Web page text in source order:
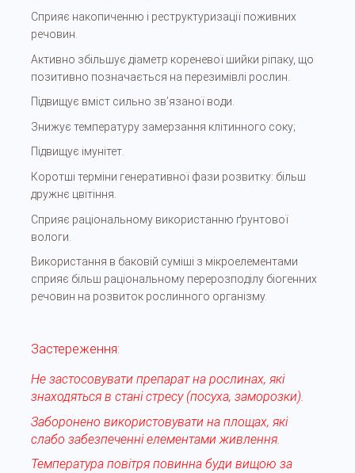
Сприяє накопиченню і реструктуризації поживних
речовин.
Активно збільшує діаметр кореневої шийки ріпаку, що
позитивно позначається на перезимівлі рослин.
Підвищує вміст сильно зв’язаної води.
Знижує температуру замерзання клітинного соку;
Підвищує імунітет.
Коротші терміни генеративної фази розвитку: більш
дружнє цвітіння.
Сприяє раціональному використанню ґрунтової
вологи.
Використання в баковій суміші з мікроелементами
сприяє більш раціональному перерозподілу біогенних
речовин на розвиток рослинного організму.
Застереження:
Не застосовувати препарат на рослинах, які
знаходяться в стані стресу (посуха, заморозки).
Заборонено використовувати на площах, які
слабо забезпеченні елементами живлення.
Температура повітря повинна буди вищою за